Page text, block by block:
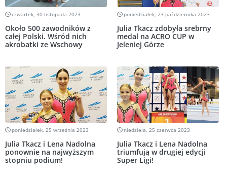
czwartek, 30 listopada 2023
Około 500 zawodników z
całej Polski. Wśród nich
akrobatki ze Wschowy
poniedziałek, 23 października 2023
Julia Tkacz zdobyła srebrny
medal na ACRO CUP w
Jeleniej Górze
poniedziałek, 25 września 2023
Julia Tkacz i Lena Nadolna
ponownie na najwyższym
stopniu podium!
niedziela, 25 czerwca 2023
Julia Tkacz i Lena Nadolna
triumfują w drugiej edycji
Super Ligi!